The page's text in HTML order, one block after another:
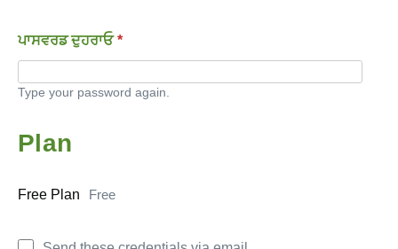
ਪਾਸਵਰਡ ਦੁਹਰਾਓ *
Type your password again.
Plan
Free Plan Free